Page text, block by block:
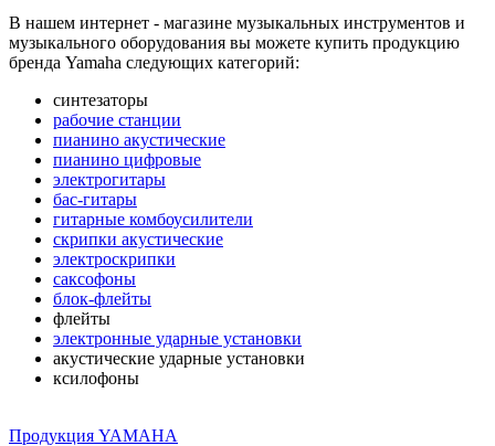
В нашем интернет - магазине музыкальных инструментов и
музыкального оборудования вы можете купить продукцию
бренда Yamaha следующих категорий:
синтезаторы
рабочие станции
пианино акустические
пианино цифровые
электрогитары
бас-гитары
гитарные комбоусилители
скрипки акустические
электроскрипки
саксофоны
блок-флейты
флейты
электронные ударные установки
акустические ударные установки
ксилофоны
Продукция YAMAHA